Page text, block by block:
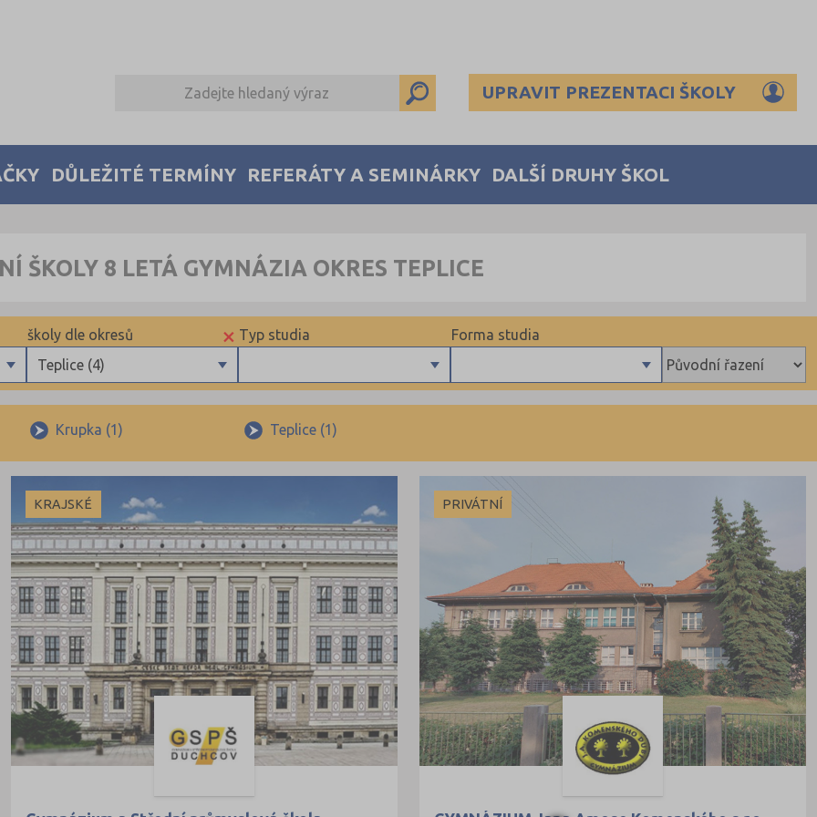
UPRAVIT PREZENTACI ŠKOLY
DŮLEŽITÉ TERMÍNY REFERÁTY A SEMINÁRKY DALŠÍ DRUHY ŠKOL
ŠKOLY 8 LETÁ GYMNÁZIA OKRES TEPLICE
Forma studia
Typ studia
×
Teplice (4)
školy dle okresů
Beroun (2)
Blansko (2)
Brno-město (13)
Brno-venkov (4)
Bruntál (3)
Břeclav (5)
Česká Lípa (2)
České Budějovice (8)
Český Krumlov (1)
Děčín (4)
Domažlice (1)
Frýdek-Místek (2)
Krupka (1) Teplice (1)
KRAJSKÉ PRIVÁTNÍ